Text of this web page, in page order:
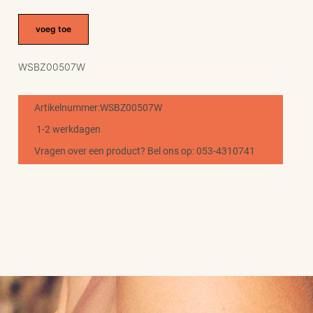
voeg toe
WSBZ00507W
Artikelnummer:WSBZ00507W
1-2 werkdagen
Vragen over een product? Bel ons op: 053-4310741